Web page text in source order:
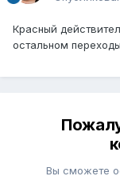
Красный
остальном
Вы сможете